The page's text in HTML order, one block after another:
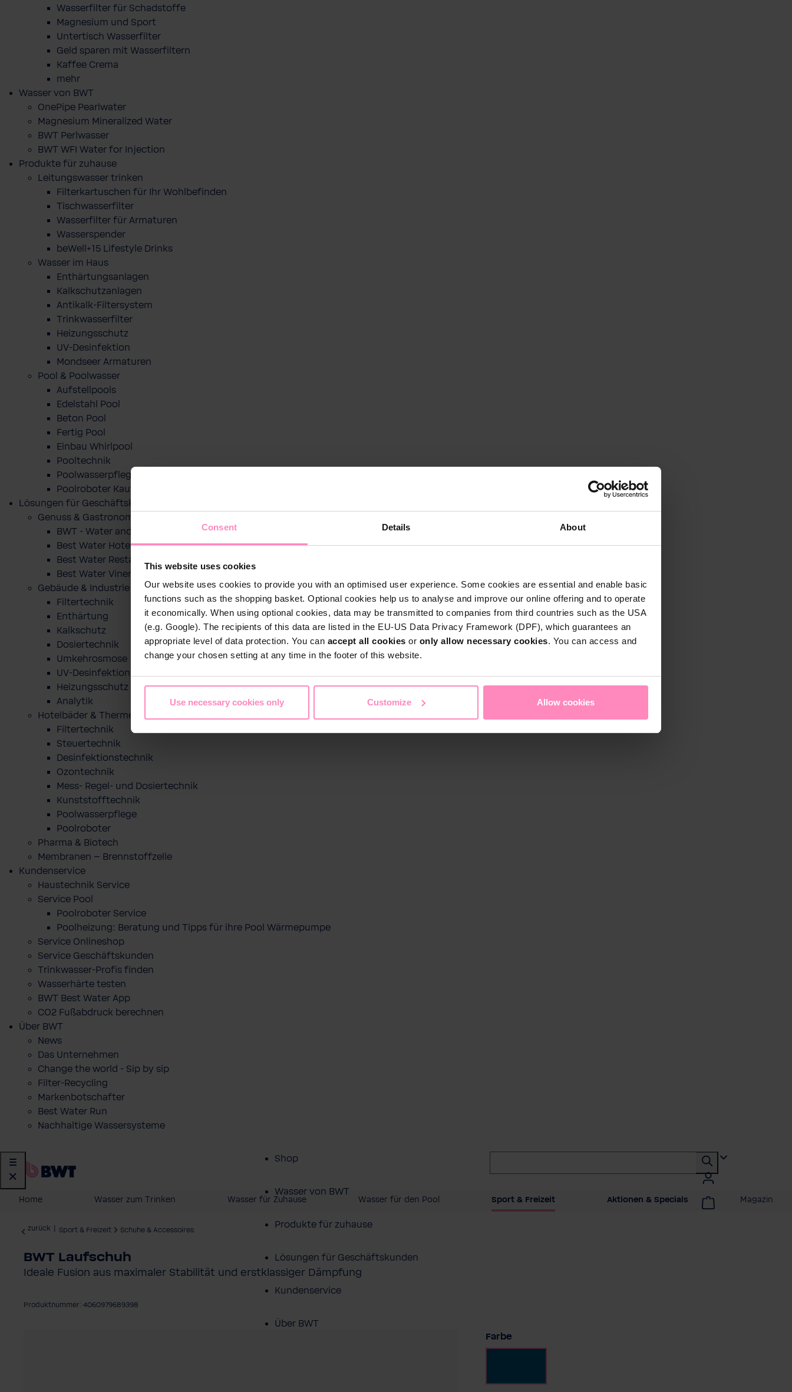
Consent Details About
This website uses cookies
Our website uses cookies to provide you with an optimised user experience. Some cookies are essential and enable basic
functions such as the shopping basket. Optional cookies help us to analyse and improve our online offering and to operate
it economically. When using optional cookies, data may be transmitted to companies from third countries such as the USA
(e.g. Google). The recipients of this data are listed in the EU-US Data Privacy Framework (DPF), which guarantees an
appropriate level of data protection. You can accept all cookies or only allow necessary cookies. You can access and
change your chosen setting at any time in the footer of this website.
Use necessary cookies only Customize Allow cookies
Wasserfilter für Schadstoffe
Magnesium und Sport
Untertisch Wasserfilter
Geld sparen mit Wasserfiltern
Kaffee Crema
mehr
Wasser von BWT
OnePipe Pearlwater
Magnesium Mineralized Water
BWT Perlwasser
BWT WFI Water for Injection
Produkte für zuhause
Leitungswasser trinken
Filterkartuschen für Ihr Wohlbefinden
Tischwasserfilter
Wasserfilter für Armaturen
Wasserspender
beWell+15 Lifestyle Drinks
Wasser im Haus
Enthärtungsanlagen
Kalkschutzanlagen
Antikalk-Filtersystem
Trinkwasserfilter
Heizungsschutz
UV-Desinfektion
Mondseer Armaturen
Pool & Poolwasser
Aufstellpools
Edelstahl Pool
Beton Pool
Fertig Pool
Einbau Whirlpool
Pooltechnik
Poolwasserpflege
Poolroboter Kaufberatung und Tipps
Lösungen für Geschäftskunden
Genuss & Gastronomie
BWT - Water and more
Best Water Hotel
Best Water Restaurant
Best Water Vinery
Gebäude & Industrie
Filtertechnik
Enthärtung
Kalkschutz
Dosiertechnik
Umkehrosmose
UV-Desinfektion
Heizungsschutz
Analytik
Hotelbäder & Thermen
Filtertechnik
Steuertechnik
Desinfektionstechnik
Ozontechnik
Mess- Regel- und Dosiertechnik
Kunststofftechnik
Poolwasserpflege
Poolroboter
Pharma & Biotech
Membranen – Brennstoffzelle
Kundenservice
Haustechnik Service
Service Pool
Poolroboter Service
Poolheizung: Beratung und Tipps für ihre Pool Wärmepumpe
Service Onlineshop
Service Geschäftskunden
Trinkwasser-Profis finden
Wasserhärte testen
BWT Best Water App
CO2 Fußabdruck berechnen
Über BWT
News
Das Unternehmen
Change the world - Sip by sip
Filter-Recycling
Markenbotschafter
Best Water Run
Nachhaltige Wassersysteme
Shop
Wasser von BWT
Produkte für zuhause
Lösungen für Geschäftskunden
Kundenservice
Über BWT
Home Wasser zum Trinken Wasser für Zuhause Wasser für den Pool Sport & Freizeit Aktionen & Specials Magazin
zurück Sport & Freizeit Schuhe & Accessoires
BWT Laufschuh
Ideale Fusion aus maximaler Stabilität und erstklassiger Dämpfung
Produktnummer: 4060979689398
Farbe